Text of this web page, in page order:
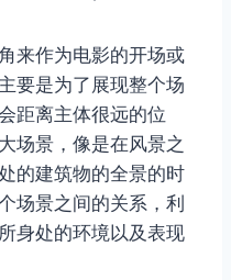
来作为电影的开场或
要是为了展现整个场
距离主体很远的位
场景，像是在风景之
的建筑物的全景的时
场景之间的关系，利
身处的环境以及表现